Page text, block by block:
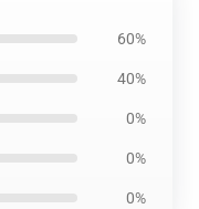
60%
40%
0%
0%
0%